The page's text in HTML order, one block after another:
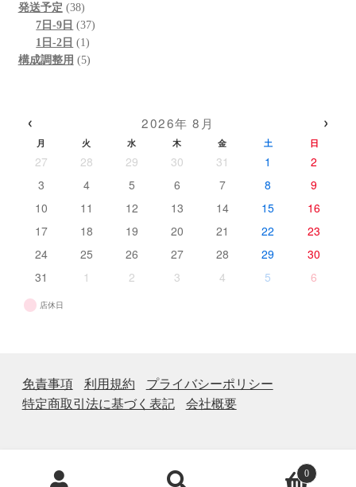
個
の
商
品
発送予定 3838
個
の
商
7日-9日 3737
1日-2日 11
個
構成調整用 55
‹ 2026年 8月 ›
月 火 水 木 金 土 日
27 28 29 30 31 1
2
3
4 5 6 7 8
9
10
11 12 13 14 15
16
17
18 19 20 21 22
23
24
25 26 27 28 29
30
31
1 2 3 4 5 6
店休日
免責事項 利用規約
プライバシーポリシー
特定商取引法に基づく表記
会社概要
0